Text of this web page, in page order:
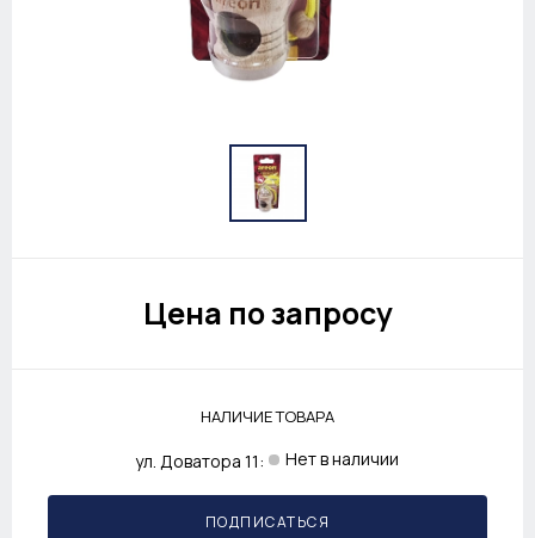
Цена по запросу
НАЛИЧИЕ ТОВАРА
ул. Доватора 11: Нет в наличии
ПОДПИСАТЬСЯ